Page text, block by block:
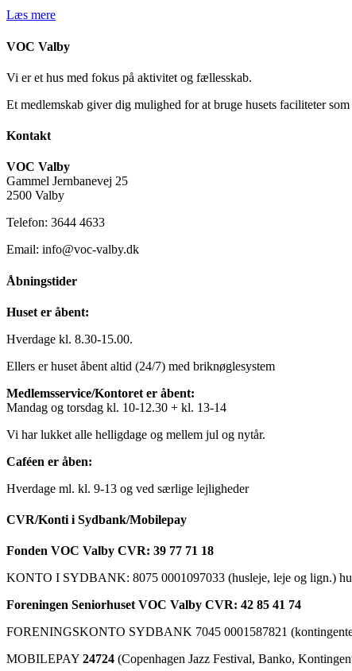
Læs mere
VOC Valby
Vi er et hus med fokus på aktivitet og fællesskab.
Et medlemskab giver dig mulighed for at bruge husets faciliteter
Kontakt
VOC Valby
Gammel Jernbanevej 25
2500 Valby
Telefon: 3644 4633
Email: info@voc-valby.dk
Åbningstider
Huset er åbent:
Hverdage kl. 8.30-15.00.
Ellers er huset åbent altid (24/7) med briknøglesystem
Medlemsservice/Kontoret er åbent:
Mandag og torsdag kl. 10-12.30 + kl. 13-14
Vi har lukket alle helligdage og mellem jul og nytår.
Caféen er åben:
Hverdage ml. kl. 9-13 og ved særlige lejligheder
CVR/Konti i Sydbank/Mobilepay
Fonden VOC Valby CVR: 39 77 71 18
KONTO I SYDBANK: 8075 0001097033 (husleje, leje og lign.)
Foreningen Seniorhuset VOC Valby CVR: 42 85 41 74
FORENINGSKONTO SYDBANK 7045 0001587821
MOBILEPAY 24724 (Copenhagen Jazz Festival, Banko,